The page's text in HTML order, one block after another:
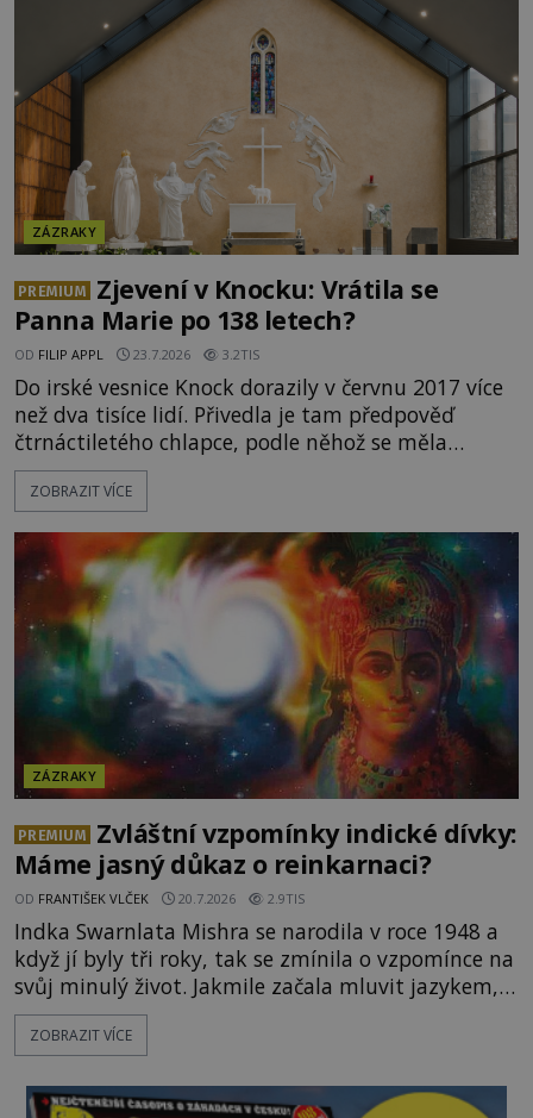
tajemství pocházející ze samých počátků lidské
civilizace? Nebo dokonce z temných vod minulosti
ještě mnohem hlubších? [g
ZÁZRAKY
PREMIUM
Zjevení v Knocku: Vrátila se
Panna Marie po 138 letech?
OD FILIP APPL 23.7.2026 3.2TIS
Do irské vesnice Knock dorazily v červnu 2017 více
než dva tisíce lidí. Přivedla je tam předpověď
čtrnáctiletého chlapce, podle něhož se měla
přesně ve tři hodiny odpoledne zjevit Panna Marie.
Když slunce vystoupilo z mraků, část davu začala
chlapcovo proroctví, nebo poutníci spatřili pouze
neobvyklou hru světla? [gallery
ids="170530,170531,1705
ZOBRAZIT VÍCE
ZÁZRAKY
PREMIUM
Zvláštní vzpomínky indické dívky:
Máme jasný důkaz o reinkarnaci?
OD FRANTIŠEK VLČEK 20.7.2026 2.9TIS
Indka Swarnlata Mishra se narodila v roce 1948 a
když jí byly tři roky, tak se zmínila o vzpomínce na
svůj minulý život. Jakmile začala mluvit jazykem,
který nikdo nezná, začali rodiče její podivné
chování brát vážně. Je snad důkazem reinkarnace?
Na první pohled se zdá, že to bu
ZOBRAZIT VÍCE